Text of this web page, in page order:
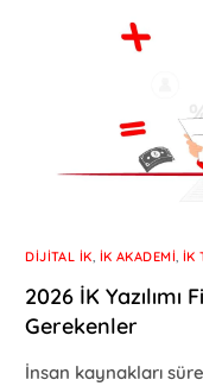
DIJITAL İK, İK AKADEMI, İK
2026 İK
Gerekenler
İnsan kaynakları